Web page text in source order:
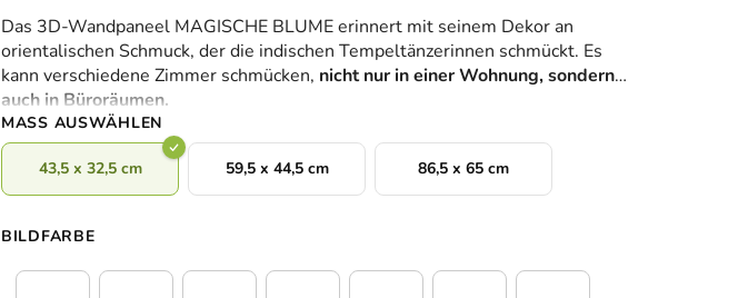
Produktbewertung
ist
0,0
von
5
Sternen.
Das 3D-Wandpaneel MAGISCHE BLUME erinnert mit seinem Dekor an
orientalischen Schmuck, der die indischen Tempeltänzerinnen schmückt. Es
kann verschiedene Zimmer schmücken, nicht nur in einer Wohnung, sondern
auch in Büroräumen.
MASS AUSWÄHLEN
43,5 x 32,5 cm 59,5 x 44,5 cm 86,5 x 65 cm
BILDFARBE